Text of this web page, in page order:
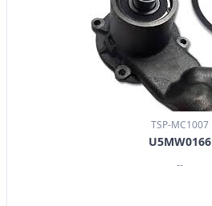
TSP-MC1007
U5MW0166
--